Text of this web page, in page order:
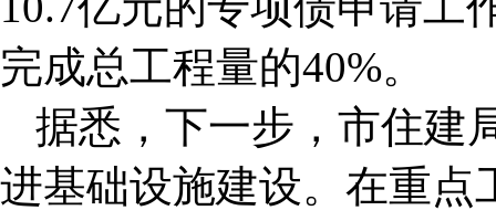
完成总工程量的40%。
据悉，下一步，市住建
进基础设施建设。在重点